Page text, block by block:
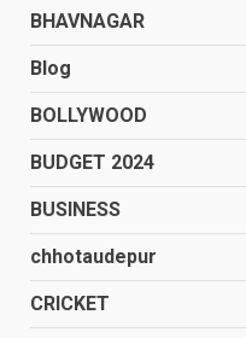
BHAVNAGAR
Blog
BOLLYWOOD
BUDGET 2024
BUSINESS
chhotaudepur
CRICKET